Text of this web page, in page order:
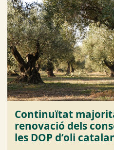
Continuïtat
renovació dels
les DOP d’oli